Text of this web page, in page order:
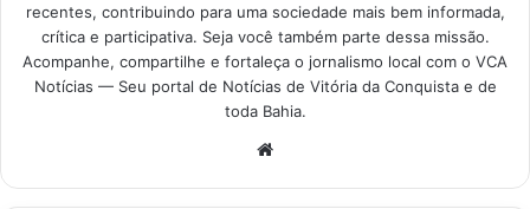
recentes, contribuindo para uma sociedade mais bem informada,
crítica e participativa. Seja você também parte dessa missão.
Acompanhe, compartilhe e fortaleça o jornalismo local com o VCA
Notícias — Seu portal de Notícias de Vitória da Conquista e de
toda Bahia.